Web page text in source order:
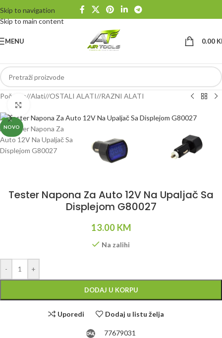
Skip to navigation
Skip to main content
MENU 0.00
Početna/ Alati/ OSTALI ALATI/ RAZNI ALATI
NOVO
Tester Napona Za Auto 12V Na Upaljač Sa
Displejom G80027
13.00 KM
Na zalihi
- +
DODAJ U KORPU
Uporedi Dodaj u listu želja
77679031